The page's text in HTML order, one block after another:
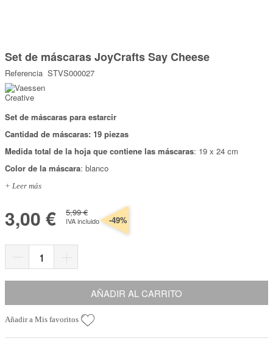
Top Ventas
Temática
Iniciar sesión/Regístrate
Somos Kimidori
comienzo
de
la
galería
de
imágenes
Set de máscaras JoyCrafts Say Cheese
Referencia STVS000027
Set de máscaras para estarcir
Cantidad de máscaras: 19 piezas
Medida total de la hoja que contiene las máscaras: 19 x 24 cm
Color de la máscara: blanco
+ Leer más
3,00 € 5,99 €
IVA incluido -49%
AÑADIR AL CARRITO
Añadir a Mis favoritos